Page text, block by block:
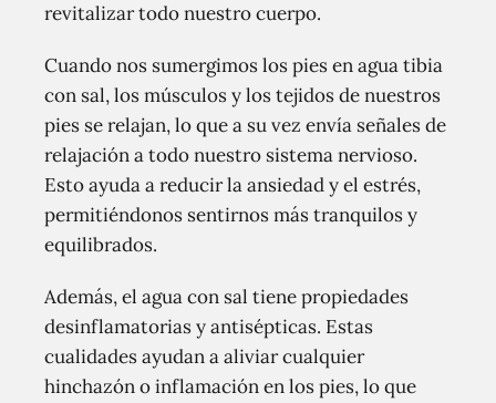
revitalizar todo nuestro cuerpo.
Cuando nos sumergimos los pies en agua tibia
con sal, los músculos y los tejidos de nuestros
pies se relajan, lo que a su vez envía señales de
relajación a todo nuestro sistema nervioso.
Esto ayuda a reducir la ansiedad y el estrés,
permitiéndonos sentirnos más tranquilos y
equilibrados.
Además, el agua con sal tiene propiedades
desinflamatorias y antisépticas. Estas
cualidades ayudan a aliviar cualquier
hinchazón o inflamación en los pies, lo que